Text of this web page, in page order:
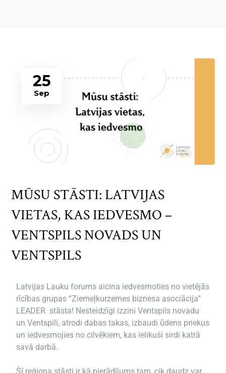
25
Sep
MŪSU STĀSTI: LATVIJAS
VIETAS, KAS IEDVESMO –
VENTSPILS NOVADS UN
VENTSPILS
Latvijas Lauku forums aicina iedvesmoties no vietējās
rīcības grupas “Ziemeļkurzemes biznesa asociācija”
LEADER stāsta! Nesteidzīgi izzini Ventspils novadu
un Ventspili, atrodi dabas takas, izbaudi ūdens priekus
un iedvesmojies no cilvēkiem, kas ielikuši sirdi katrā
savā darbā.